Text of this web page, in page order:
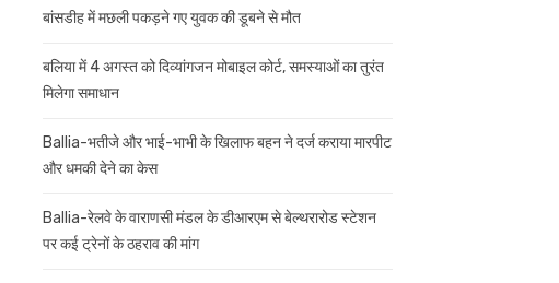
बांसडीह में मछली पकड़ने गए युवक की डूबने से मौत
बलिया में 4 अगस्त को दिव्यांगजन मोबाइल कोर्ट, समस्याओं का तुरंत
मिलेगा समाधान
Ballia-भतीजे और भाई-भाभी के खिलाफ बहन ने दर्ज कराया मारपीट
और धमकी देने का केस
Ballia-रेलवे के वाराणसी मंडल के डीआरएम से बेल्थरारोड स्टेशन
पर कई ट्रेनों के ठहराव की मांग